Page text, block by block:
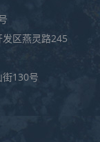
区燕灵路245
130号